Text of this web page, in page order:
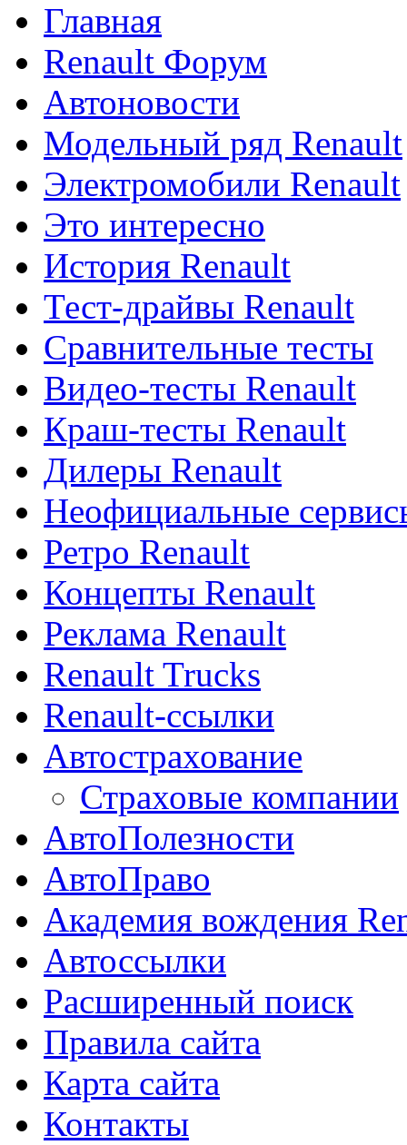
Главная
Renault Форум
Автоновости
Модельный ряд Renault
Электромобили Renault
Это интересно
История Renault
Тест-драйвы Renault
Сравнительные тесты
Видео-тесты Renault
Краш-тесты Renault
Дилеры Renault
Неофициальные
Ретро Renault
Концепты Renault
Реклама Renault
Renault Trucks
Renault-ссылки
Автострахование
Страховые компании
АвтоПолезности
АвтоПраво
Академия вождения
Автоссылки
Расширенный поиск
Правила сайта
Карта сайта
Контакты